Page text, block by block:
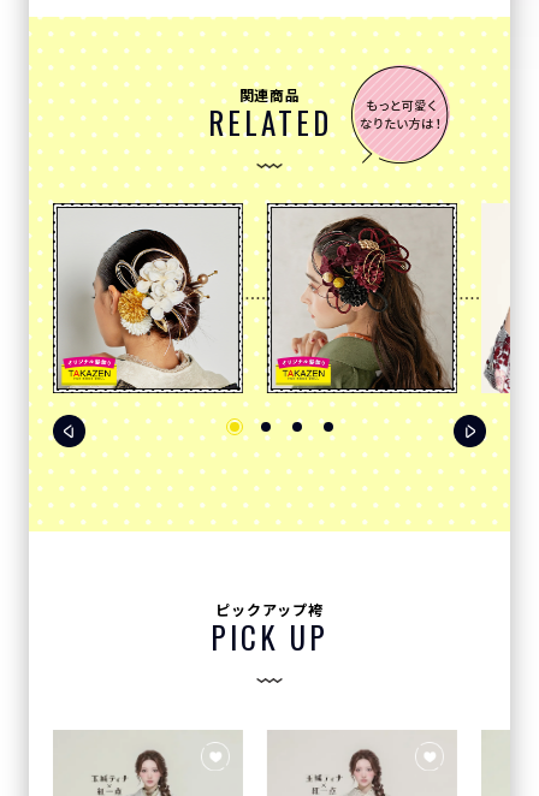
関連商品
RELATED
ピックアップ袴
PICK UP